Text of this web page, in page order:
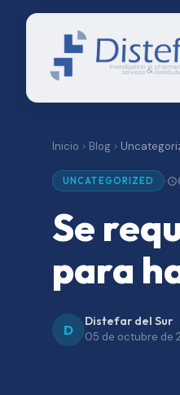
Inicio Blog
UNCATEGORIZED ·
Se
para
D
Distefar del Sur
05 de octubre de